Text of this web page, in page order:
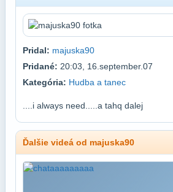
Pridal: majuska90
Pridané: 20:03, 16.september.07
Kategória: Hudba a tanec
....i always need.....a tahq dalej
Ďalšie videá od majuska90